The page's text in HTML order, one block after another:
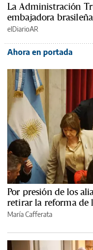
La Administración
embajadora
elDiarioAR
Ahora en portada
Por presión de los
retirar la reforma de
María Cafferata